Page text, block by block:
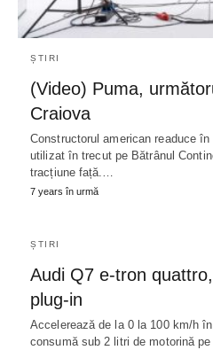
ȘTIRI
(Video) Puma,
Craiova
Constructorul american readuce
utilizat în trecut pe Bătrânul
tracțiune față.…
7 years în urmă
ȘTIRI
Audi Q7 e-tron
plug-in
Accelerează de la 0 la 100 km/h
consumă sub 2 litri de motorină